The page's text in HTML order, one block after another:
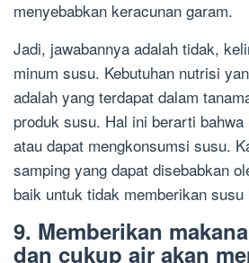
menyebabkan keracunan garam.
Jadi, jawabannya adalah tidak,
minum susu. Kebutuhan nutrisi
adalah yang terdapat dalam
produk susu. Hal ini berarti
atau dapat mengkonsumsi susu.
samping yang dapat disebabkan
baik untuk tidak memberikan
9. Memberikan
dan cukup air akan